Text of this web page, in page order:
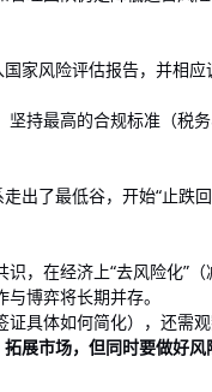
家风险评估报告，并相
持最高的合规标准（
出了最低谷，开始“止跌
，在经济上“去风险化”
博弈将长期并存。
具体如何简化），还需
展市场，但同时要做好